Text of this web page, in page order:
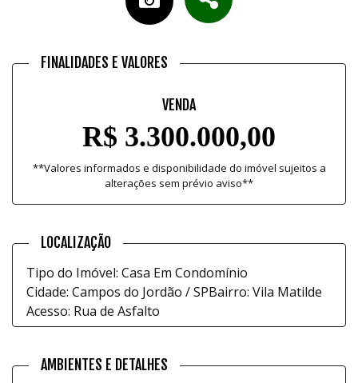
FINALIDADES E VALORES
VENDA
R$ 3.300.000,00
**Valores informados e disponibilidade do imóvel sujeitos a
alterações sem prévio aviso**
LOCALIZAÇÃO
Tipo do Imóvel: Casa Em Condomínio
Cidade: Campos do Jordão / SPBairro: Vila Matilde
Acesso: Rua de Asfalto
AMBIENTES E DETALHES